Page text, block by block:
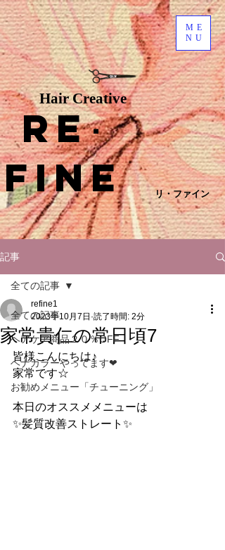
Hair Creative
Re･
fine リ・ファイン
ME
NU
記事
全ての記事
ヘアケア商品２０％OFF
ヘナカラーやってます❤
お勧めメニュー「チューニング」
全ての記事
家常貴仁の常日頃7
refine1
2023年10月7日 読了時間: 2分
皆様こんにちは♪
家常です☆
本日のオススメメニューは
✨髪質改善ストレート✨